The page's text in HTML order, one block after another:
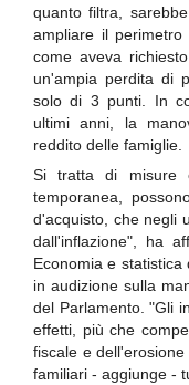
quanto filtra,
ampliare il
come aveva
un'ampia perdita di
solo di 3 punti. In
ultimi anni, la
reddito delle famiglie.
Si tratta di misure
temporanea,
d'acquisto, che negli
dall'inflazione", ha
Economia e statistica
in audizione sulla
del Parlamento. "Gli
effetti, più che
fiscale e
familiari - aggiunge -